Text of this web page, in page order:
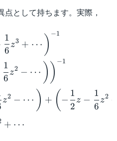
点として持ちます。実際，
\begin{aligned}
6
1
z3 + ⋯ ) −1
6
1
z2 − ⋯ )) −1
z2 − ⋯ ) + ( −
2
1
z −
6
1
z2
+ ⋯